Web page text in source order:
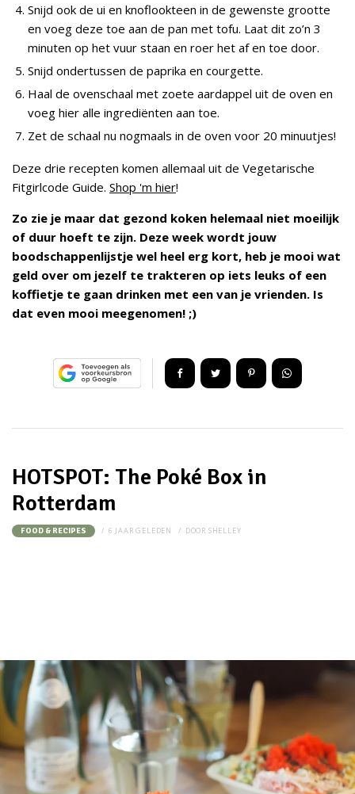
Snijd ook de ui en knoflookteen in de gewenste grootte
en voeg deze toe aan de pan met tofu. Laat dit zo’n 3
minuten op het vuur staan en roer het af en toe door.
Snijd ondertussen de paprika en courgette.
Haal de ovenschaal met zoete aardappel uit de oven en
voeg hier alle ingrediënten aan toe.
Zet de schaal nu nogmaals in de oven voor 20 minuutjes!
Deze drie recepten komen allemaal uit de Vegetarische
Fitgirlcode Guide. Shop 'm hier!
Zo zie je maar dat gezond koken helemaal niet moeilijk
of duur hoeft te zijn. Deze week wordt jouw
boodschappenlijstje wel heel erg kort, heb je mooi wat
geld over om jezelf te trakteren op iets leuks of een
koffietje te gaan drinken met een van je vrienden. Is
dat even mooi meegenomen! ;)
HOTSPOT: The Poké Box in
Rotterdam
FOOD & RECIPES 6 JAAR GELEDEN DOOR SHELLEY